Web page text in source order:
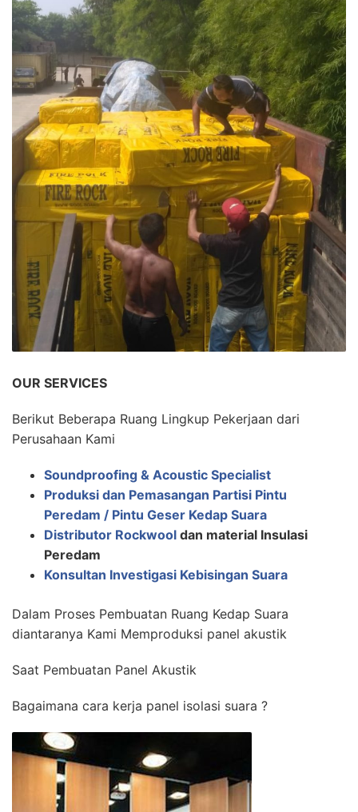
OUR SERVICES
Berikut Beberapa Ruang Lingkup Pekerjaan dari
Perusahaan Kami
Soundproofing & Acoustic Specialist
Produksi dan Pemasangan Partisi Pintu
Peredam / Pintu Geser Kedap Suara
Distributor Rockwool dan material Insulasi
Peredam
Konsultan Investigasi Kebisingan Suara
Dalam Proses Pembuatan Ruang Kedap Suara
diantaranya Kami Memproduksi panel akustik
Saat Pembuatan Panel Akustik
Bagaimana cara kerja panel isolasi suara ?